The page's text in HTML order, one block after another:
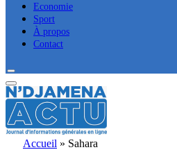
Economie
Sport
À propos
Contact
Accueil » Sahara